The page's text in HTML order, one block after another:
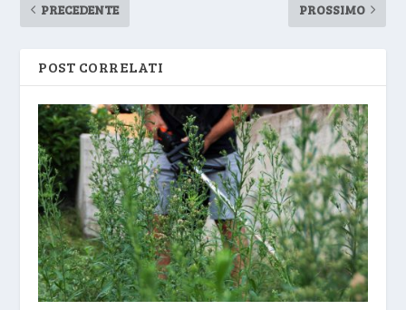
PRECEDENTE PROSSIMO
POST CORRELATI